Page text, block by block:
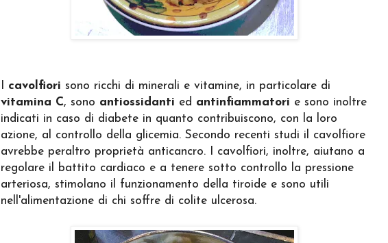
cavolfiori sono ricchi di minerali e vitamine, in particolare di
vitamina C, sono antiossidanti ed antinfiammatori e sono inoltre
indicati in caso di diabete in quanto contribuiscono, con la loro
azione, al controllo della glicemia. Secondo recenti studi il cavolfiore
avrebbe peraltro proprietà anticancro. I cavolfiori, inoltre, aiutano a
regolare il battito cardiaco e a tenere sotto controllo la pressione
arteriosa, stimolano il funzionamento della tiroide e sono utili
nell'alimentazione di chi soffre di colite ulcerosa.